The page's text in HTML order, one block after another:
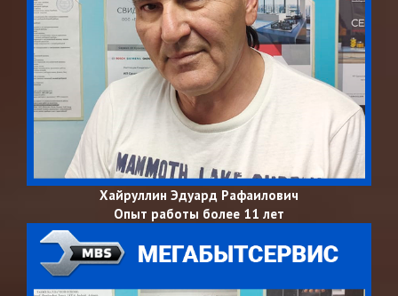
Хайруллин Эдуард Рафаилович
Опыт работы более 11 лет